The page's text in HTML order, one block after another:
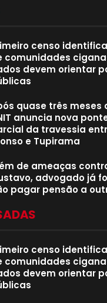
censo
comunidades
devem orientar
quase três meses
anuncia nova
da travessia
e Tupirama
de ameaças
advogado já
pagar pensão a
censo
comunidades
devem orientar